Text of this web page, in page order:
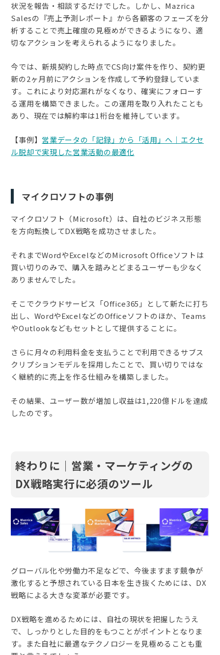
状況を報告・相談するだけでした。しかし、Mazrica
Salesの『売上予測レポート』から各顧客のフェーズを分
析することで売上確度の見極めができるようになり、適
切なアクションを考えられるようになりました。
今では、新規契約した時点でCS向け案件を作り、契約更
新の2ヶ月前にアクションを作成して予約登録していま
す。これにより対応漏れがなくなり、確実にフォローす
る運用を構築できました。この運用を取り入れたことも
あり、現在では解約率は1桁台を維持しています。
【事例】 営業データの「記録」から「活用」へ｜エクセ
ル脱却で実現した営業活動の最適化
マイクロソフトの事例
マイクロソフト（Microsoft）は、自社のビジネス形態
を方向転換してDX戦略を成功させました。
それまでWordやExcelなどのMicrosoft Officeソフトは
買い切りのみで、購入を踏みとどまるユーザーも少なく
ありませんでした。
そこでクラウドサービス「Office365」として新たに打ち
出し、WordやExcelなどのOfficeソフトのほか、Teams
やOutlookなどもセットとして提供することに。
さらに月々の利用料金を支払うことで利用できるサブス
クリプションモデルを採用したことで、買い切りではな
く継続的に売上を作る仕組みを構築しました。
その結果、ユーザー数が増加し収益は1,220億ドルを達成
したのです。
終わりに｜営業・マーケティングの
DX戦略実行に必須のツール
グローバル化や労働力不足などで、今後ますます競争が
激化すると予想されている日本を生き抜くためには、DX
戦略による大きな変革が必要です。
DX戦略を進めるためには、自社の現状を把握したうえ
で、しっかりとした目的をもつことがポイントとなりま
す。また自社に最適なテクノロジーを見極めることも重